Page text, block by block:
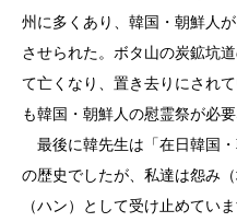
州に多くあり、韓国・朝鮮人
させられた。ボタ山の炭鉱坑
て亡くなり、置き去りにされ
も韓国・朝鮮人の慰霊祭が必
最後に韓先生は「在日韓国
の歴史でしたが、私達は怨み
（ハン）として受け止めてい